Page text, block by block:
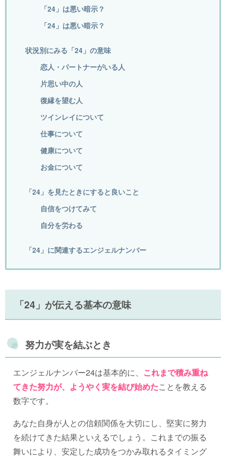
「24」は悪い暗示？
「24」は悪い暗示？
状況別にみる「24」の意味
恋人・パートナーがいる人
片思い中の人
復縁を望む人
ツインレイについて
仕事について
健康について
お金について
「24」を見たときにすると良いこと
自信をつけてみて
自分を労わる
「24」に関連するエンジェルナンバー
「24」が伝える基本の意味
努力が実を結ぶとき
エンジェルナンバー24は基本的に、 これまで積み重ね
てきた努力が、ようやく実を結び始めたことを教える
数字です。
あなた自身が人との信頼関係を大切にし、堅実に努力
を続けてきた結果といえるでしょう。これまでの振る
舞いにより、安定した成功をつかみ取れるタイミング